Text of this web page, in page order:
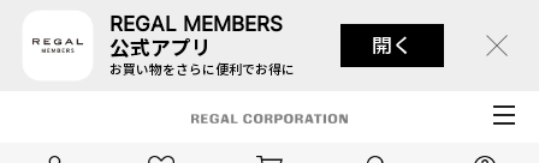
REGAL MEMBERS
公式アプリ
お買い物をさらに便利でお得に
開く